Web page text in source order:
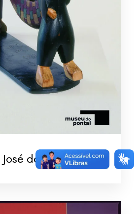
dos Santos